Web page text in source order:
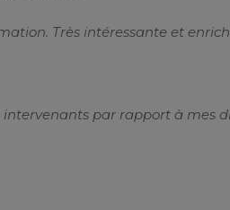
Très intéressante et
intervenants par rapport à mes